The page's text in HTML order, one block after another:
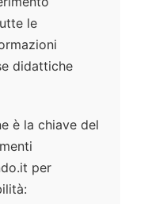
le
didattiche
è la chiave del
per